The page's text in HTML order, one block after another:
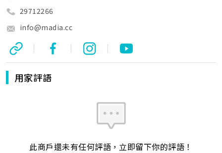
29712266
info@madia.cc
| | |
用家評語
此商戶還未有任何評語，立即留下你的評語！